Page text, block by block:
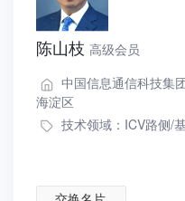
陈山枝 高级会员
中国信息通信科技集
海淀区
技术领域： ICV路侧/